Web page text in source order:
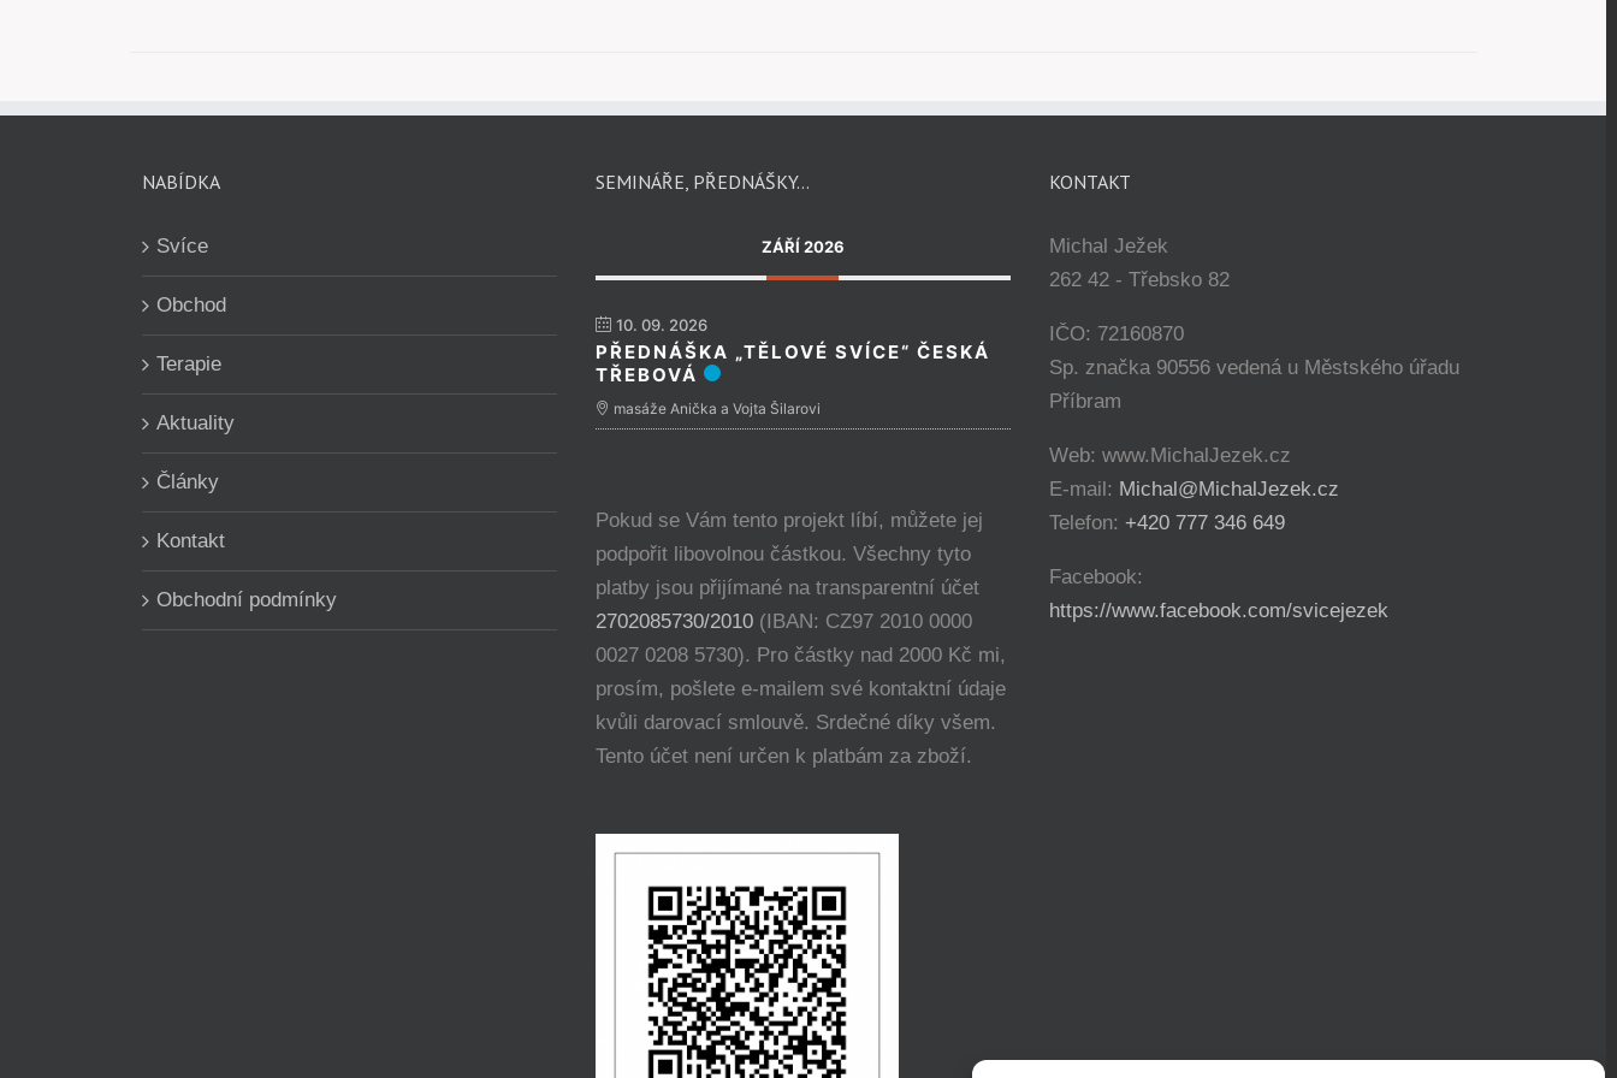
NABÍDKA
Svíce
Obchod
Terapie
Aktuality
Články
Kontakt
Obchodní podmínky
SEMINÁŘE, PŘEDNÁŠKY…
ZÁŘÍ 2026
10. 09. 2026
PŘEDNÁŠKA „TĚLOVÉ SVÍCE“ ČESKÁ
TŘEBOVÁ
masáže Anička a Vojta Šilarovi
Pokud se Vám tento projekt líbí, můžete jej
podpořit libovolnou částkou. Všechny tyto
platby jsou přijímané na transparentní účet
2702085730/2010(IBAN: CZ97 2010 0000
0027 0208 5730). Pro částky nad 2000 Kč mi,
prosím, pošlete e-mailem své kontaktní údaje
kvůli darovací smlouvě. Srdečné díky všem.
Tento účet není určen k platbám za zboží.
KONTAKT
Michal Ježek
262 42 - Třebsko 82
IČO: 72160870
Sp. značka 90556 vedená u Městského úřadu
Příbram
Web: www.MichalJezek.cz
E-mail: Michal@MichalJezek.cz
Telefon: +420 777 346 649
Facebook:
https://www.facebook.com/svicejezek